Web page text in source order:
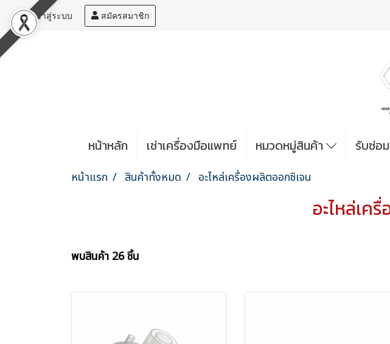
เข้าสู่ระบบ สมัครสมาชิก
หน้าหลัก เช่าเครื่องมือแพทย์ หมวดหมู่สินค้า รับซ่อ
หน้าแรก สินค้าทั้งหมด อะไหล่เครื่องผลิตออกซิเจน
อะไหล่เค
พบสินค้า 26 ชิ้น